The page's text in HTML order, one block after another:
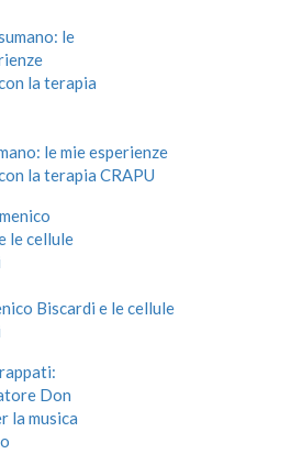
le mie esperienze
la terapia CRAPU
Biscardi e le cellule